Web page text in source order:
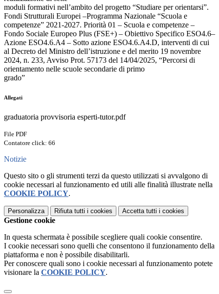
moduli formativi nell’ambito del progetto “Studiare per orientarsi”.
Fondi Strutturali Europei –Programma Nazionale “Scuola e
competenze” 2021-2027. Priorità 01 – Scuola e competenze –
Fondo Sociale Europeo Plus (FSE+) – Obiettivo Specifico ESO4.6–
Azione ESO4.6.A4 – Sotto azione ESO4.6.A4.D, interventi di cui
al Decreto del Ministro dell’istruzione e del merito 19 novembre
2024, n. 233, Avviso Prot. 57173 del 14/04/2025, “Percorsi di
orientamento nelle scuole secondarie di primo
grado”
Allegati
graduatoria provvisoria esperti-tutor.pdf
File PDF
Contatore click: 66
Notizie
Questo sito o gli strumenti terzi da questo utilizzati si avvalgono di
cookie necessari al funzionamento ed utili alle finalità illustrate nella
COOKIE POLICY.
Personalizza Rifiuta tutti i cookies Accetta tutti i cookies
Gestione cookie
In questa schermata è possibile scegliere quali cookie consentire.
I cookie necessari sono quelli che consentono il funzionamento della
piattaforma e non è possibile disabilitarli.
Per conoscere quali sono i cookie necessari al funzionamento potete
visionare la COOKIE POLICY.